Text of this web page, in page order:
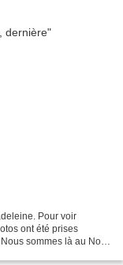
Pour voir
ont été prises
sommes là au Nord